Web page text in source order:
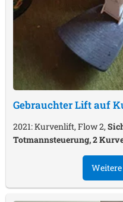
Gebrauchter Lift auf
2021: Kurvenlift, Flow 2,
Totmannsteuerung, 2